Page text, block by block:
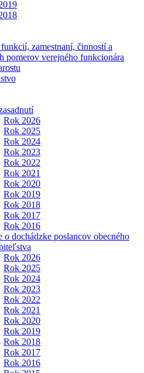
zamestnaní, činností a
pomerov verejného funkcionára
Rok 2026
Rok 2025
Rok 2024
Rok 2023
Rok 2022
Rok 2021
Rok 2020
Rok 2019
Rok 2018
Rok 2017
Rok 2016
o dochádzke poslancov obecného
Rok 2026
Rok 2025
Rok 2024
Rok 2023
Rok 2022
Rok 2021
Rok 2020
Rok 2019
Rok 2018
Rok 2017
Rok 2016